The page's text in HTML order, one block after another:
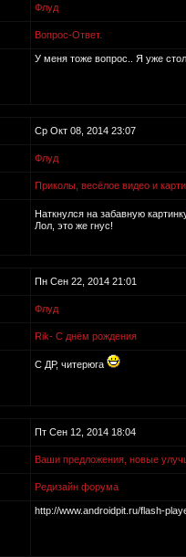
Флуд
Вопрос-Ответ.
У меня тоже вопрос.. Я уже
Ср Окт 08, 2014 23:07
Флуд
Приколы, весёлое видео и
Наткнулся на забавную
Лол, это же гнус!
Пн Сен 22, 2014 21:01
Флуд
Rik- С днём рождения
С ДР, читерюга
Пт Сен 12, 2014 18:04
Ваши предложения, новые
Редизайн форума
http://www.androidpit.ru/flash-